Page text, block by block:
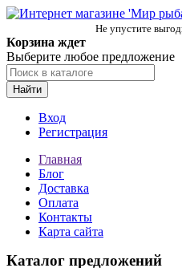
Не упустите
Корзина ждет
Выберите любое предложение
Найти
Вход
Регистрация
Главная
Блог
Доставка
Оплата
Контакты
Карта сайта
Каталог предложений